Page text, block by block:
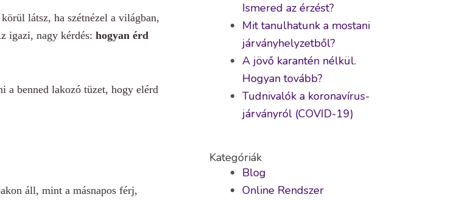
látsz, ha szétnézel a világban,
igazi, nagy kérdés: hogyan érd
a benned lakozó tüzet, hogy elérd
áll, mint a másnapos férj,
Ismered az érzést?
Mit tanulhatunk a mostani
járványhelyzetből?
A jövő karantén nélkül.
Hogyan tovább?
Tudnivalók a koronavírus-
járványról (COVID-19)
Kategóriák
Blog
Online Rendszer